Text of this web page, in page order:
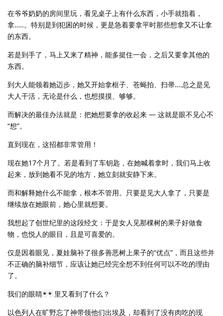
在爷爷奶奶的房间里玩，看见桌子上有什么东西，小手就指着，
拿…..。特别是到犯困的时候，更是急着要拿平时那些想拿又不让拿
的东西。
若是到手了，马上又来了精神，能多挺住一会，之后又要拿其他的
东西。
到大人能领着她迈步，她又开始拿框子、苍蝇拍、扫帚….总之是见
大人干活，无论是什么，也想摸摸、够够。
而解决的最佳办法就是：把她想要拿的收起来 — 这就是眼不见心不
“想”。
直到现在，这招都非常管用！
现在她17个月了。若是看到了车钥匙，在她喊着拿时，我们马上收
起来，放到她看不见的地方，她立刻就安静下来。
而和解释她什么不能拿，根本不管用。只要是见大人拿了，只要是
继续放在她眼前，她心里就想要。
我想起了创世纪里的这段经文：于是女人见那棵树的果子好做食
物，也悦人的眼目，且是可喜爱的。
仅是因着眼见，夏娃脑补了很多善恶树上果子的“优点”，而且这些并
不正确的脑补细节，应该让她已经完全想不到任何可以不吃的理由
了。
我们的眼睛
里又看到了什么？
以色列人在旷野忘了神带领他们出埃及，却看到了没有肉吃的现